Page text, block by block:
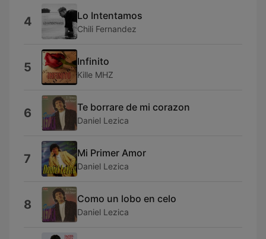
4 Lo Intentamos
Chili Fernandez
5 Infinito
Kille MHZ
6 Te borrare de mi corazon
Daniel Lezica
7 Mi Primer Amor
Daniel Lezica
8 Como un lobo en celo
Daniel Lezica